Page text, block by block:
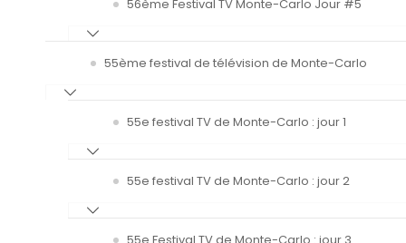
56ème Festival TV Monte-Carlo Jour #5
55ème festival de télévision de Monte-Carlo
55e festival TV de Monte-Carlo : jour 1
55e festival TV de Monte-Carlo : jour 2